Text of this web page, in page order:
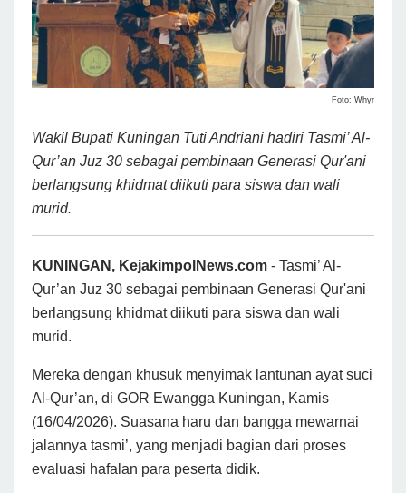
Foto: Whyr
Wakil Bupati Kuningan Tuti Andriani hadiri Tasmi’ Al-
Qur’an Juz 30 sebagai pembinaan Generasi Qur'ani
berlangsung khidmat diikuti para siswa dan wali
murid.
KUNINGAN, KejakimpolNews.com - Tasmi’ Al-
Qur’an Juz 30 sebagai pembinaan Generasi Qur'ani
berlangsung khidmat diikuti para siswa dan wali
murid.
Mereka dengan khusuk menyimak lantunan ayat suci
Al-Qur’an, di GOR Ewangga Kuningan, Kamis
(16/04/2026). Suasana haru dan bangga mewarnai
jalannya tasmi’, yang menjadi bagian dari proses
evaluasi hafalan para peserta didik.